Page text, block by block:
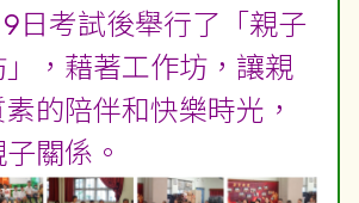
日考試後舉行了「親子
，藉著工作坊，讓親
的陪伴和快樂時光，
關係。